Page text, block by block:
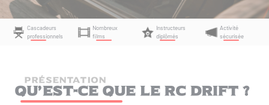
Cascadeurs
professionnels
Nombreux
films
Instructeurs
diplômés
Activité
sécurisée
PRÉSENTATION
Qu’est-ce que le RC Drift ?